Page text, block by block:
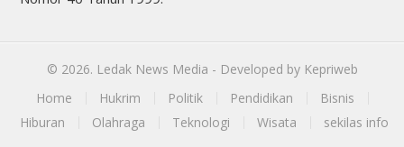
© 2026. Ledak News Media - Developed by Kepriweb
Home
Hukrim Politik Pendidikan
Bisnis
Hiburan
Olahraga Teknologi Wisata sekilas info